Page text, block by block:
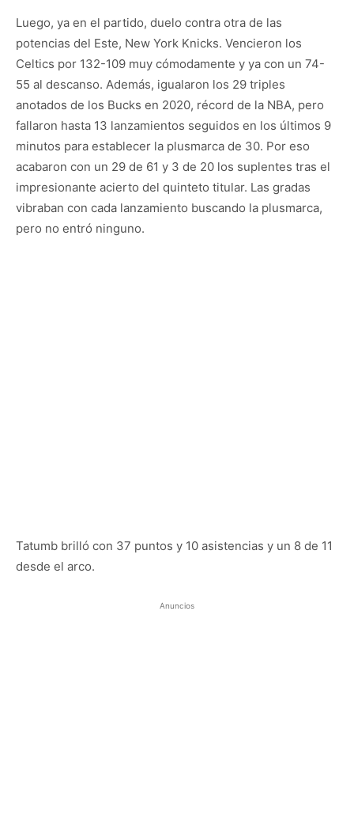
Luego, ya en el partido, duelo contra otra de las
potencias del Este, New York Knicks. Vencieron los
Celtics por 132-109 muy cómodamente y ya con un 74-
55 al descanso. Además, igualaron los 29 triples
anotados de los Bucks en 2020, récord de la NBA, pero
fallaron hasta 13 lanzamientos seguidos en los últimos 9
minutos para establecer la plusmarca de 30. Por eso
acabaron con un 29 de 61 y 3 de 20 los suplentes tras el
impresionante acierto del quinteto titular. Las gradas
vibraban con cada lanzamiento buscando la plusmarca,
pero no entró ninguno.
Tatumb brilló con 37 puntos y 10 asistencias y un 8 de 11
desde el arco.
Anuncios